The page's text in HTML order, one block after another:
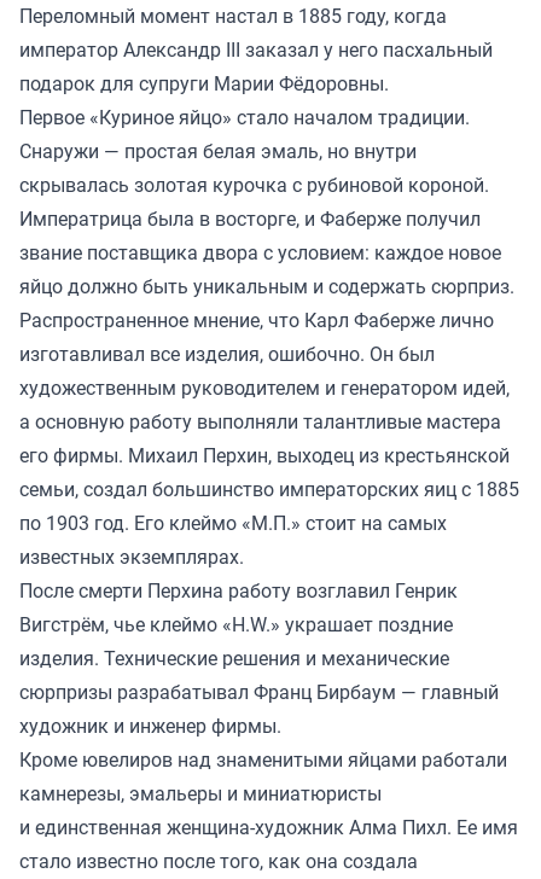
Переломный момент настал в 1885 году, когда
император Александр III заказал у него пасхальный
подарок для супруги Марии Фёдоровны.
Первое «Куриное яйцо» стало началом традиции.
Снаружи — простая белая эмаль, но внутри
скрывалась золотая курочка с рубиновой короной.
Императрица была в восторге, и Фаберже получил
звание поставщика двора с условием: каждое новое
яйцо должно быть уникальным и содержать сюрприз.
Распространенное мнение, что Карл Фаберже лично
изготавливал все изделия, ошибочно. Он был
художественным руководителем и генератором идей,
а основную работу выполняли талантливые мастера
его фирмы. Михаил Перхин, выходец из крестьянской
семьи, создал большинство императорских яиц с 1885
по 1903 год. Его клеймо «М.П.» стоит на самых
известных экземплярах.
После смерти Перхина работу возглавил Генрик
Вигстрём, чье клеймо «H.W.» украшает поздние
изделия. Технические решения и механические
сюрпризы разрабатывал Франц Бирбаум — главный
художник и инженер фирмы.
Кроме ювелиров над знаменитыми яйцами работали
камнерезы, эмальеры и миниатюристы
и единственная женщина-художник Алма Пихл. Ее имя
стало известно после того, как она создала